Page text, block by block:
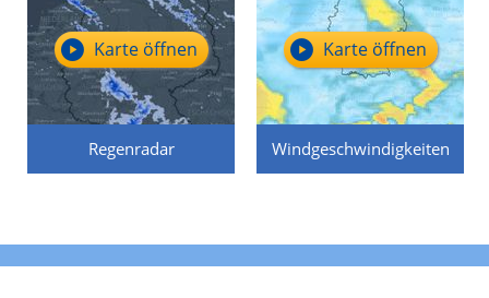
Regenradar
Karte öffnen
Windgeschwindigkeiten
Karte öffnen